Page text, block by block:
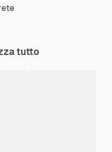
tutto